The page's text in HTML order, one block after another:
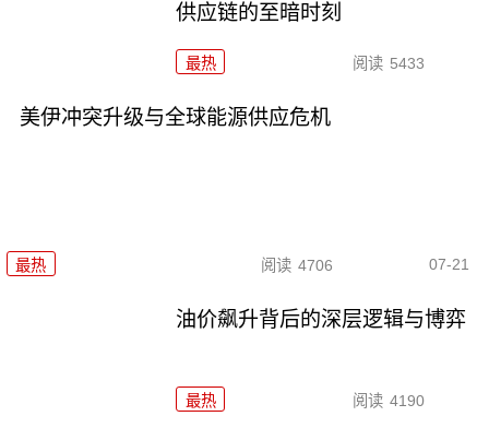
供应链的至暗时刻
最热 阅读 5433
美伊冲突升级与全球能源供应危机
最热 阅读 4706 07-21
油价飙升背后的深层逻辑与博弈
最热 阅读 4190